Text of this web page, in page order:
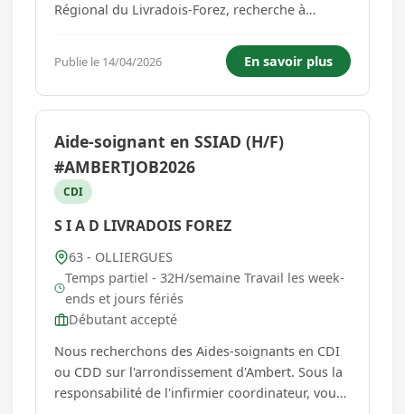
Régional du Livradois-Forez, recherche à
municipal ouvert depuis janvier 2023 en
recrutant un ou deux médecins généralistes
supplémentaires. Découvrez Olliergues :...
Publie le 14/04/2026 En savoir plus
Aide-soignant en SSIAD (H/F)
#AMBERTJOB2026
CDI
S I A D LIVRADOIS FOREZ
63 - OLLIERGUES
Temps partiel - 32H/semaine Travail les week-
ends et jours fériés
Débutant accepté
Nous recherchons des Aides-soignants en CDI
ou CDD sur l'arrondissement d'Ambert. Sous la
responsabilité de l'infirmier coordinateur, vous